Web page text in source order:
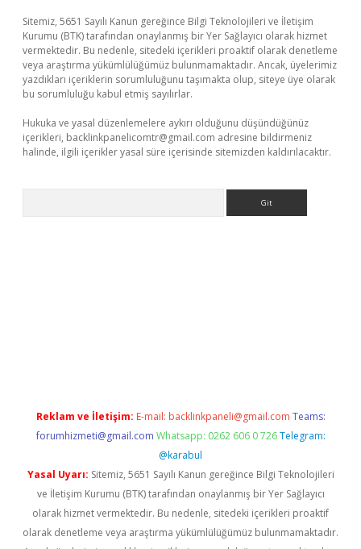
Sitemiz, 5651 Sayılı Kanun gereğince Bilgi Teknolojileri ve İletişim
Kurumu (BTK) tarafından onaylanmış bir Yer Sağlayıcı olarak hizmet
vermektedir. Bu nedenle, sitedeki içerikleri proaktif olarak denetleme
veya araştırma yükümlülüğümüz bulunmamaktadır. Ancak, üyelerimiz
yazdıkları içeriklerin sorumluluğunu taşımakta olup, siteye üye olarak
bu sorumluluğu kabul etmiş sayılırlar.
Hukuka ve yasal düzenlemelere aykırı olduğunu düşündüğünüz
içerikleri, backlinkpanelicomtr@gmail.com adresine bildirmeniz
halinde, ilgili içerikler yasal süre içerisinde sitemizden kaldırılacaktır.
Reklam ve İletişim: E-mail: backlinkpaneli@gmail.com Teams:
forumhizmeti@gmail.com Whatsapp: 0262 606 0 726 Telegram:
@karabul
Yasal Uyarı: Sitemiz, 5651 Sayılı Kanun gereğince Bilgi Teknolojileri
ve İletişim Kurumu (BTK) tarafından onaylanmış bir Yer Sağlayıcı
olarak hizmet vermektedir. Bu nedenle, sitedeki içerikleri proaktif
olarak denetleme veya araştırma yükümlülüğümüz bulunmamaktadır.